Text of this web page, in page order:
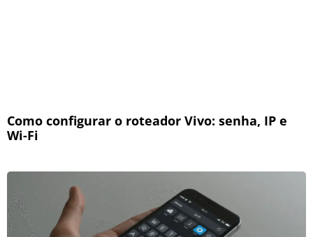
Como configurar o roteador Vivo: senha, IP e
Wi-Fi